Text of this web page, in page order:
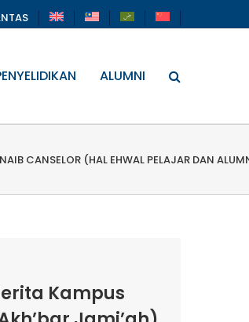
ALUMNI
CANSELOR (HAL EHWAL PELAJAR DAN
Kampus